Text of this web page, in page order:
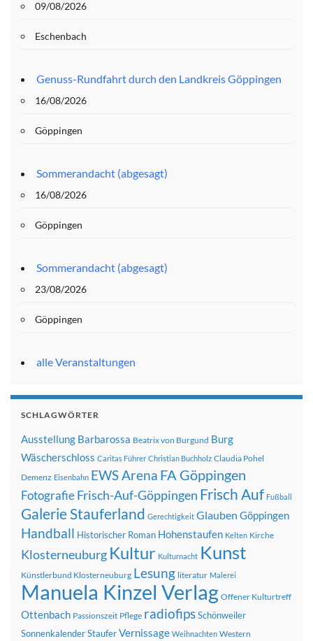
09/08/2026
Eschenbach
Genuss-Rundfahrt durch den Landkreis Göppingen
16/08/2026
Göppingen
Sommerandacht (abgesagt)
16/08/2026
Göppingen
Sommerandacht (abgesagt)
23/08/2026
Göppingen
alle Veranstaltungen
SCHLAGWÖRTER
Ausstellung Barbarossa Beatrix von Burgund Burg
Wäscherschloss Caritas Führer Christian Buchholz Claudia Pohel
Demenz Eisenbahn EWS Arena FA Göppingen
FotografieFrisch-Auf-Göppingen Frisch Auf Fußball
Galerie Stauferland Gerechtigkeit Glauben Göppingen
Handball Historischer Roman Hohenstaufen Kelten Kirche
Klosterneuburg Kultur Kulturnacht Kunst
Künstlerbund Klosterneuburg Lesung literatur Malerei
Manuela Kinzel Verlag Offener Kulturtreff
Ottenbach Passionszeit Pflege radiofipsSchönweiler
SonnenkalenderStauferVernissage Weihnachten Western